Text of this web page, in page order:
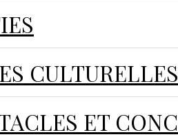
CULTURELLES
ET